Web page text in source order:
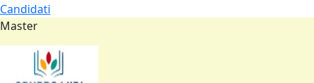
Candidati
Master